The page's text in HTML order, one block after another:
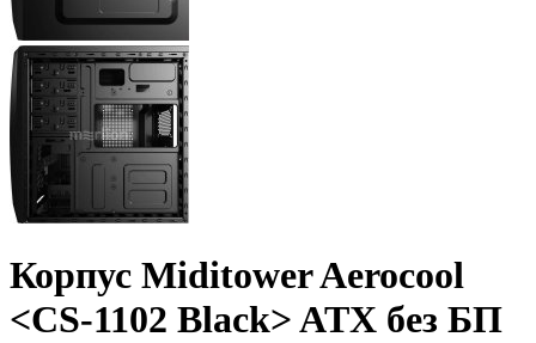
Корпус Miditower Aerocool
<CS-1102 Black> ATX без БП